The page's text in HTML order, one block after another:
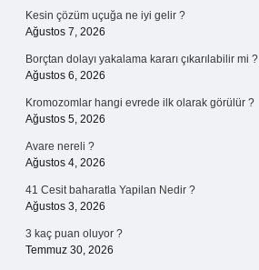
Kesin çözüm uçuğa ne iyi gelir ?
Ağustos 7, 2026
Borçtan dolayı yakalama kararı çıkarılabilir mi ?
Ağustos 6, 2026
Kromozomlar hangi evrede ilk olarak görülür ?
Ağustos 5, 2026
Avare nereli ?
Ağustos 4, 2026
41 Cesit baharatla Yapilan Nedir ?
Ağustos 3, 2026
3 kaç puan oluyor ?
Temmuz 30, 2026